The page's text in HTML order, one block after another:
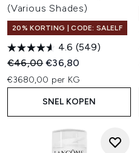
(Various Shades)
20% KORTING | CODE: SALELF
4.6 (549)
Recommended Retail Price:
€46,00Huidige prijs:
€36,80
€3680,00 per KG
SNEL KOPEN